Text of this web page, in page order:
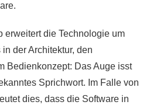
erweitert die Technologie um
der Architektur, den
Bedienkonzept: Das Auge isst
Sprichwort. Im Falle von
dies, dass die Software in